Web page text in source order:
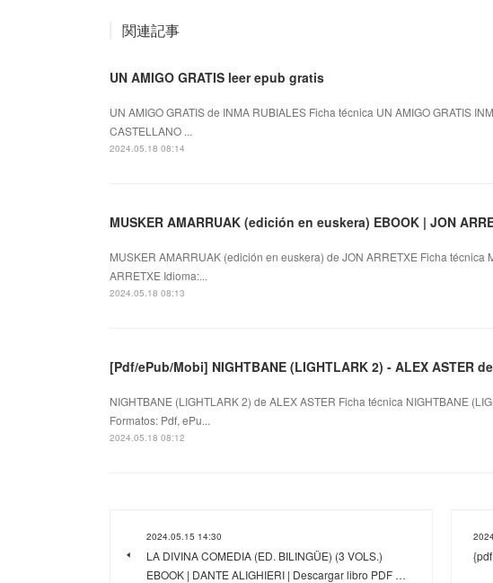
関連記事
UN AMIGO GRATIS leer epub gratis
UN AMIGO GRATIS de INMA RUBIALES Ficha técnica UN AMIGO GRATIS
CASTELLANO ...
2024.05.18 08:14
MUSKER AMARRUAK (edición en euskera) EBOOK | JON
MUSKER AMARRUAK (edición en euskera) de JON ARRETXE Ficha
ARRETXE Idioma:...
2024.05.18 08:13
[Pdf/ePub/Mobi] NIGHTBANE (LIGHTLARK 2) - ALEX ASTER
NIGHTBANE (LIGHTLARK 2) de ALEX ASTER Ficha técnica NIGHTBANE
Formatos: Pdf, ePu...
2024.05.18 08:12
2024.05.15 14:30
LA DIVINA COMEDIA (ED. BILINGÜE) (3 VOLS.)
EBOOK | DANTE ALIGHIERI | Descargar libro PDF …